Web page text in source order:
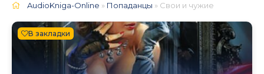
AudioKniga-Online » Попаданцы » Свои и чужие
В закладки